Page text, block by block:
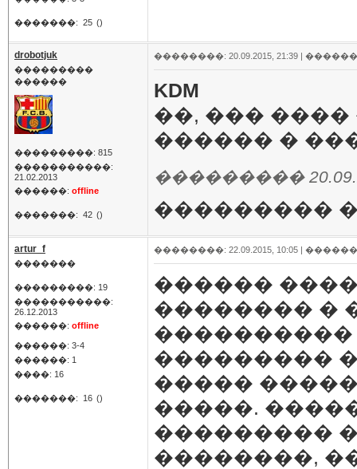
�������: 25 ()
drobotjuk
���������
������
���������: 815
�����������:
21.02.2013
������: offline
�������: 42 ()
��������: 20.09.2015, 21:39 |
KDM
��, ���
������ �
���������
���������
artur_f
�������
���������: 19
�����������:
26.12.2013
������: offline
������: 3-4
������: 1
����: 16
�������: 16 ()
��������: 22.09.2015, 10:05 |
������
�������� �
���������
�����
�����.
���������
��������,